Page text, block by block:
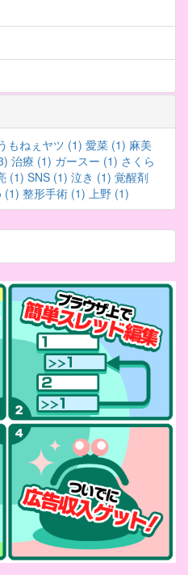
もねぇヤツ (1) 愛菜 (1) 麻美
治療 (1) ガースー (1) さくら
(1) SNS (1) 泣き (1) 覚醒剤
(1) 整形手術 (1) 上野 (1)